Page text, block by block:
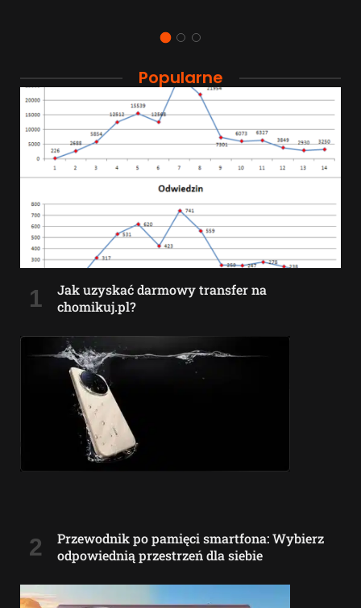
Popularne
Jak uzyskać darmowy transfer na
chomikuj.pl?
Przewodnik po pamięci smartfona: Wybierz
odpowiednią przestrzeń dla siebie